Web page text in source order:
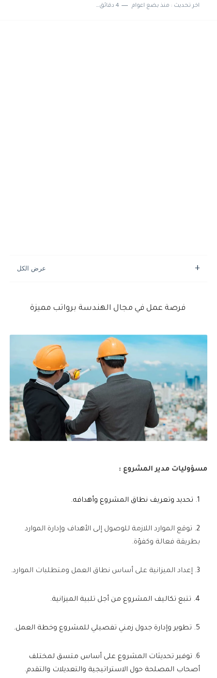
اخر تحديث : منذ بضع اعوام 4 دقائق للقراءة
فرصة عمل في مجال الهندسة برواتب مميزة
مسؤوليات مدير المشروع :
تحديد وتعريف نطاق المشروع وأهدافه.
توقع الموارد اللازمة للوصول إلى الأهداف وإدارة الموارد
بطريقة فعالة وكفؤة.
إعداد الميزانية على أساس نطاق العمل ومتطلبات الموارد.
تتبع تكاليف المشروع من أجل تلبية الميزانية.
تطوير وإدارة جدول زمني تفصيلي للمشروع وخطة العمل.
توفير تحديثات المشروع على أساس متسق لمختلف
أصحاب المصلحة حول الاستراتيجية والتعديلات والتقدم.